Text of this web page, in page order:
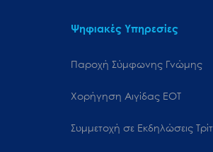
Ψηφιακές Υπηρεσίες
Παροχή Σύμφωνης Γνώμης
Χορήγηση Αιγίδας ΕΟΤ
Συμμετοχή σε Εκδηλώσεις